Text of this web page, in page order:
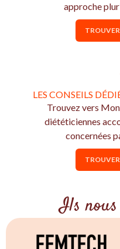
approche
LES CONSEILS
Trouvez vers
diététiciennes
concernées
Ils